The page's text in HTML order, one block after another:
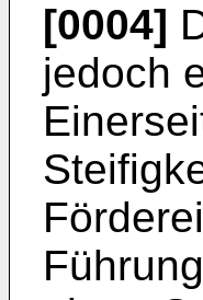
[0004]
jedoch